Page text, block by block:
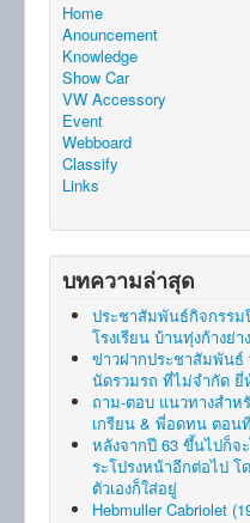
Home
Anouncement
Knowledge
Show Car
VW Accessory
Event
Webboard
Classify
Links
บทความล่าสุด
ประชาสัมพันธ์กิจกรรม
โรงเรียน บ้านทุ่งก้างย่
ข่าวฝากประชาสัมพันธ์
นัดรวมรถ ที่ไม่จำกัด ยี่
ถาม-ตอบ แนวทางสำห
เกรียน & พี่อดทน ตอน
หลังจากปี 63 ขึ้นไปก็จ
ระโปรงหน้าอีกต่อไป โ
ตัวเองก็ใส่อยู่
Hebmuller Cabriolet